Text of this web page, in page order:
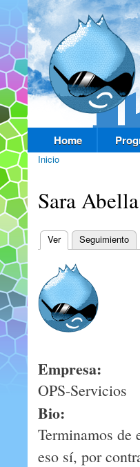
Menú principal
Home
Inicio
Sara Abella
Solapas
Ver(solapa activa)
Seguimiento
Empresa:
OPS-Servicios
Bio:
Terminamos de
eso sí, por